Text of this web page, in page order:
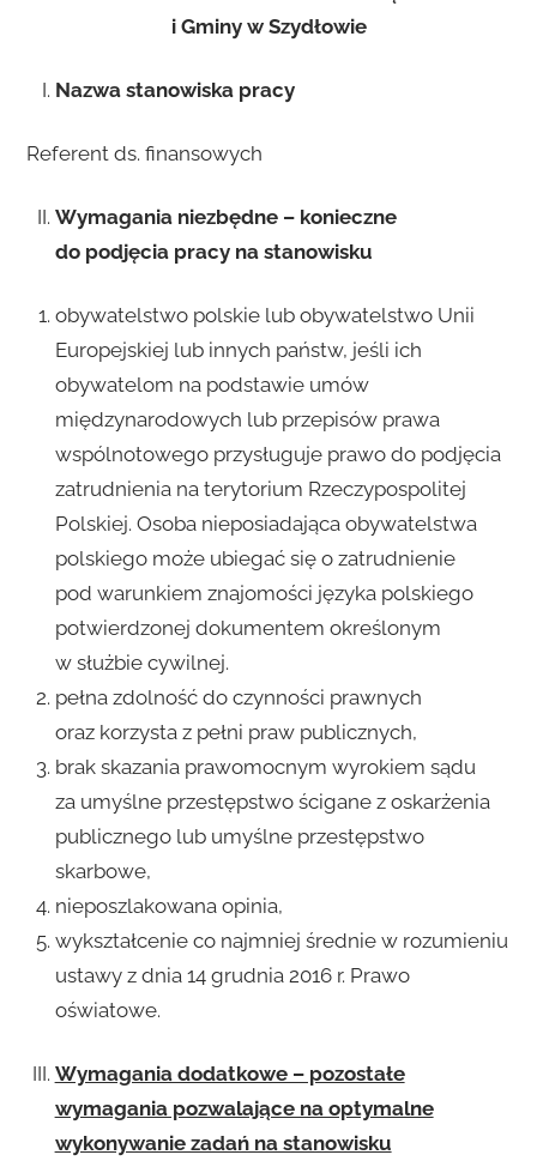
i Gminy w Szydłowie
Nazwa stanowiska pracy
Referent ds. finansowych
Wymagania niezbędne – konieczne
do podjęcia pracy na stanowisku
obywatelstwo polskie lub obywatelstwo Unii
Europejskiej lub innych państw, jeśli ich
obywatelom na podstawie umów
międzynarodowych lub przepisów prawa
wspólnotowego przysługuje prawo do podjęcia
zatrudnienia na terytorium Rzeczypospolitej
Polskiej. Osoba nieposiadająca obywatelstwa
polskiego może ubiegać się o zatrudnienie
pod warunkiem znajomości języka polskiego
potwierdzonej dokumentem określonym
w służbie cywilnej.
pełna zdolność do czynności prawnych
oraz korzysta z pełni praw publicznych,
brak skazania prawomocnym wyrokiem sądu
za umyślne przestępstwo ścigane z oskarżenia
publicznego lub umyślne przestępstwo
skarbowe,
nieposzlakowana opinia,
wykształcenie co najmniej średnie w rozumieniu
ustawy z dnia 14 grudnia 2016 r. Prawo
oświatowe.
Wymagania dodatkowe – pozostałe
wymagania pozwalające na optymalne
wykonywanie zadań na stanowisku